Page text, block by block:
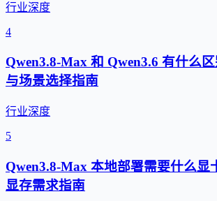
行业深度
4
Qwen3.8-Max 和 Qwen3.6 有什么
与场景选择指南
行业深度
5
Qwen3.8-Max 本地部署需要什么显
显存需求指南